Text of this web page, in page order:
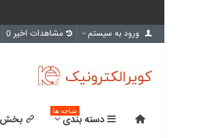
ورود به سیستم مشاهدات اخیر 0
دسته بندی
شاخه ها
بخش